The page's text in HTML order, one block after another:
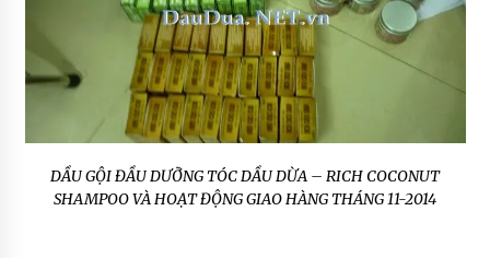
DẦU GỘI ĐẦU DƯỠNG TÓC DẦU DỪA – RICH COCONUT
SHAMPOO VÀ HOẠT ĐỘNG GIAO HÀNG THÁNG 11-2014